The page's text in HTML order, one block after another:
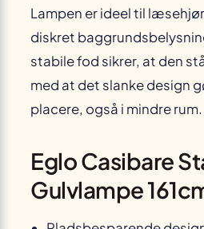
Lampen er ideel til
diskret
stabile fod sikrer, at den
med at det slanke design
placere, også i mindre rum.
Eglo Casibare
Gulvlampe